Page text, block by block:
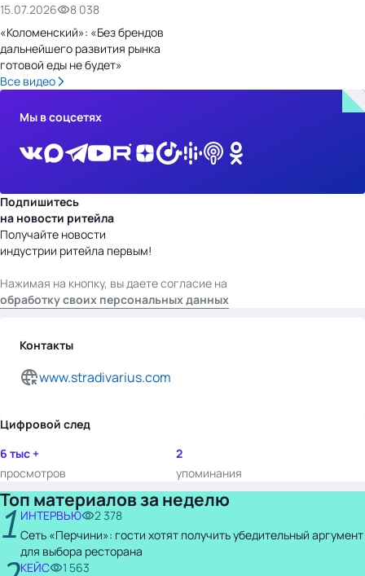
15.07.2026
8 038
«Коломенский»: «Без брендов
дальнейшего развития рынка
готовой еды не будет»
Все видео
Мы в соцсетях
Подпишитесь
на новости ритейла
Получайте новости
индустрии ритейла первым!
Нажимая на кнопку, вы даете согласие на
обработку своих персональных данных
Контакты
www.stradivarius.com
Цифровой след
6 тыс +
просмотров
2
упоминания
Топ материалов за неделю
1 ИНТЕРВЬЮ
2 378
Сеть «Перчини»: гости хотят получить убедительный аргумент
для выбора ресторана
КЕЙС
1 563